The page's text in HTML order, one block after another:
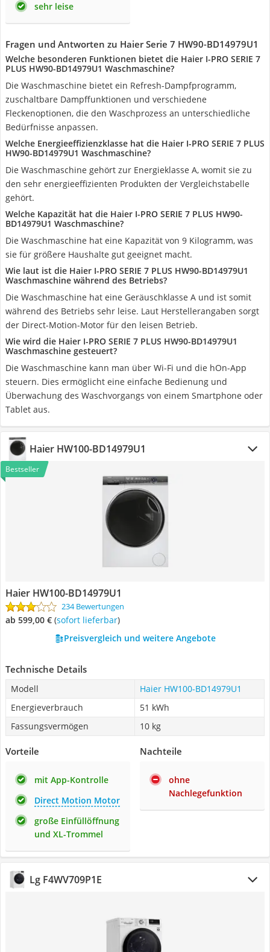
sehr leise
Fragen und Antworten zu Haier ‎Serie 7 HW90-BD14979U1
Welche besonderen Funktionen bietet die Haier I-PRO SERIE 7
PLUS HW90-BD14979U1 Waschmaschine?
Die Waschmaschine bietet ein Refresh-Dampfprogramm,
zuschaltbare Dampffunktionen und verschiedene
Fleckenoptionen, die den Waschprozess an unterschiedliche
Bedürfnisse anpassen.
Welche Energieeffizienzklasse hat die Haier I-PRO SERIE 7 PLUS
HW90-BD14979U1 Waschmaschine?
Die Waschmaschine gehört zur Energieklasse A, womit sie zu
den sehr energieeffizienten Produkten der Vergleichstabelle
gehört.
Welche Kapazität hat die Haier I-PRO SERIE 7 PLUS HW90-
BD14979U1 Waschmaschine?
Die Waschmaschine hat eine Kapazität von 9 Kilogramm, was
sie für größere Haushalte gut geeignet macht.
Wie laut ist die Haier I-PRO SERIE 7 PLUS HW90-BD14979U1
Waschmaschine während des Betriebs?
Die Waschmaschine hat eine Geräuschklasse A und ist somit
während des Betriebs sehr leise. Laut Herstellerangaben sorgt
der Direct-Motion-Motor für den leisen Betrieb.
Wie wird die Haier I-PRO SERIE 7 PLUS HW90-BD14979U1
Waschmaschine gesteuert?
Die Waschmaschine kann man über Wi-Fi und die hOn-App
steuern. Dies ermöglicht eine einfache Bedienung und
Überwachung des Waschvorgangs von einem Smartphone oder
Tablet aus.
Haier HW100-BD14979U1
Bestseller
Haier HW100-BD14979U1
234 Bewertungen
ab 599,00 € ( Sofort lieferbar)
Preisvergleich und weitere Angebote
Technische Details
Modell
Haier HW100-BD14979U1
Energieverbrauch
51 kWh
Fassungsvermögen
10 kg
Vorteile
mit App-Kontrolle
Direct Motion Motor
große Einfüllöffnung
und XL-Trommel
Nachteile
ohne
Nachlegefunktion
Lg F4WV709P1E